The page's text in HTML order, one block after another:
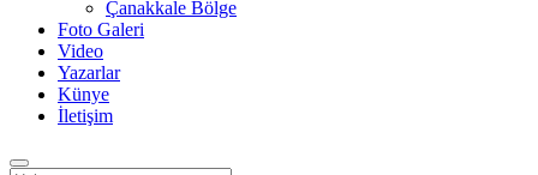
Çanakkale Bölge
Foto Galeri
Video
Yazarlar
Künye
İletişim